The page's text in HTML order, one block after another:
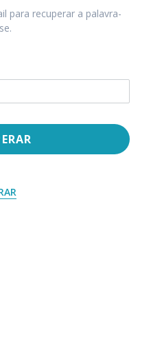
para recuperar a palavra-